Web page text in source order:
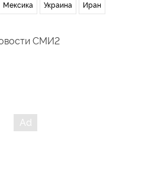
Мексика Украина Иран
СМИ2